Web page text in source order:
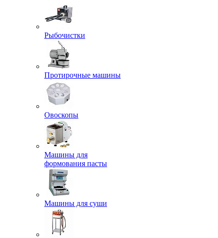
Рыбочистки
Протирочные машины
Овоскопы
Машины для
формования пасты
Машины для суши